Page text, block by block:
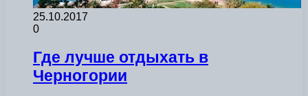
25.10.2017
0
Где лучше отдыхать в
Черногории